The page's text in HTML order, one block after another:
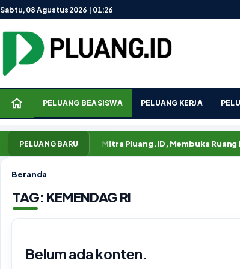
Lewati ke konten
Sabtu, 08 Agustus 2026 | 01:26
PELUANG BEASISWA PELUANG KERJA
PELUANG BARU
Rubrik Mitra Pluang.ID, Membuka Ruang
Beranda
TAG: KEMENDAG RI
Belum ada konten.